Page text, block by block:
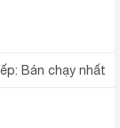
Bán chạy nhất